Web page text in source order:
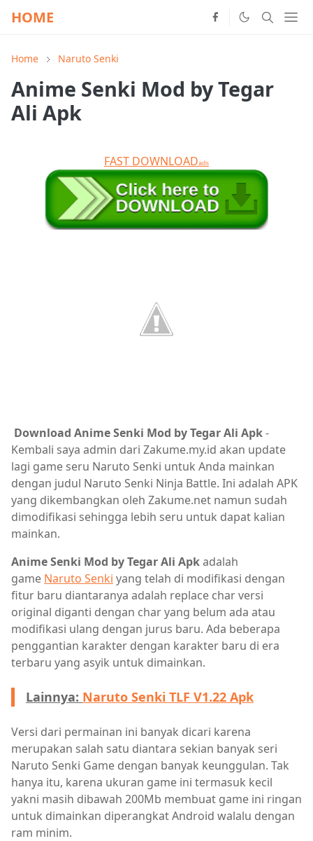
HOME
Home Naruto Senki
Anime Senki Mod by Tegar
Ali Apk
FAST DOWNLOADads
Download Anime Senki Mod by Tegar Ali Apk-
Kembali saya admin dari Zakume.my.id akan update
lagi game seru Naruto Senki untuk Anda mainkan
dengan judul Naruto Senki Ninja Battle. Ini adalah APK
yang dikembangkan oleh Zakume.net namun sudah
dimodifikasi sehingga lebih seru untuk dapat kalian
mainkan.
Anime Senki Mod by Tegar Ali Apkadalah
game Naruto Senki yang telah di modifikasi dengan
fitur baru diantaranya adalah replace char versi
original diganti dengan char yang belum ada atau
modifikasi ulang dengan jurus baru. Ada beberapa
penggantian karakter dengan karakter baru di era
terbaru yang asyik untuk dimainkan.
Lainnya: Naruto Senki TLF V1.22 Apk
Versi dari permainan ini banyak dicari karena
merupakan salah satu diantara sekian banyak seri
Naruto Senki Game dengan banyak keunggulan. Tak
hanya itu, karena ukuran game ini termasuk kecil
yakni masih dibawah 200Mb membuat game ini ringan
untuk dimainkan diperangkat Android walalu dengan
ram minim.